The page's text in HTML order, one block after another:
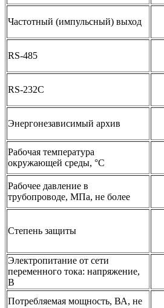
Частотный (импульсный) выход
RS-485
RS-232C
Энергонезависимый архив
Рабочая температура
окружающей среды, °C
Рабочее давление в
трубопроводе, МПа, не более
Степень защиты
Электропитание от сети
переменного тока: напряжение,
В
Потребляемая мощность, ВА, не